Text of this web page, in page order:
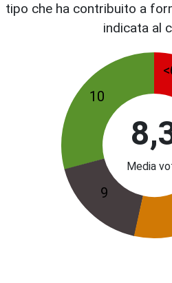
tipo che ha contribuito a
indicata al
Media
9
10